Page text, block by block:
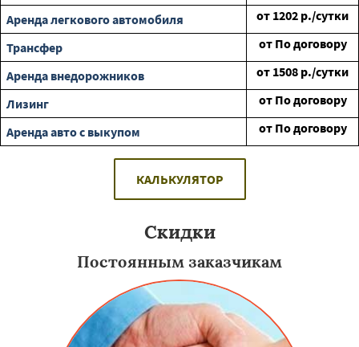
Аренда легкового автомобиля
от 1202 р./сутки
Трансфер
от По договору
Аренда внедорожников
от 1508 р./сутки
Лизинг
от По договору
Аренда авто с выкупом
от По договору
КАЛЬКУЛЯТОР
Скидки
Постоянным заказчикам